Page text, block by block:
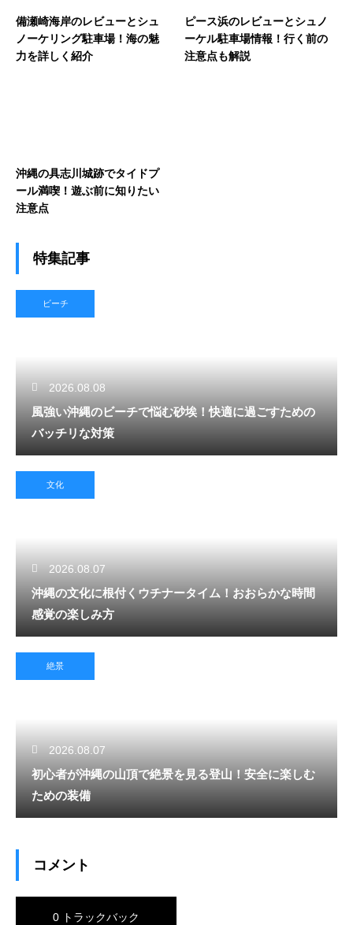
備瀬崎海岸のレビューとシュ
ノーケリング駐車場！海の魅
力を詳しく紹介
ピース浜のレビューとシュノ
ーケル駐車場情報！行く前の
注意点も解説
沖縄の具志川城跡でタイドプ
ール満喫！遊ぶ前に知りたい
注意点
特集記事
ビーチ
2026.08.08
風強い沖縄のビーチで悩む砂埃！快適に過ごすための
バッチリな対策
文化
2026.08.07
沖縄の文化に根付くウチナータイム！おおらかな時間
感覚の楽しみ方
絶景
2026.08.07
初心者が沖縄の山頂で絶景を見る登山！安全に楽しむ
ための装備
コメント
0 トラックバック